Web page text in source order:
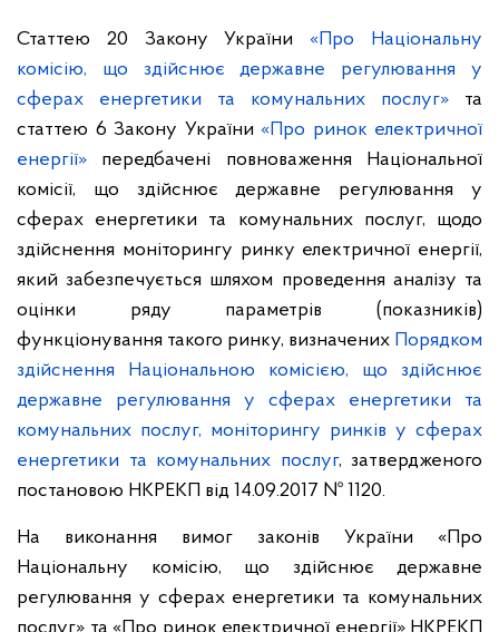
Статтею 20 Закону України«Про Національну
комісію, що здійснює державне регулювання у
сферах енергетики та комунальних послуг» та
статтею 6 Закону України «Про ринок електричної
енергії» передбачені повноваження Національної
комісії, що здійснює державне регулювання у
сферах енергетики та комунальних послуг, щодо
здійснення моніторингу ринку електричної енергії,
який забезпечується шляхом проведення аналізу та
оцінки ряду параметрів (показників)
функціонування такого ринку, визначених Порядком
здійснення Національною комісією, що здійснює
державне регулювання у сферах енергетики та
комунальних послуг, моніторингу ринків у сферах
енергетики та комунальних послуг, затвердженого
постановою НКРЕКП від 14.09.2017 № 1120.
На виконання вимог законів України «Про
Національну комісію, що здійснює державне
регулювання у сферах енергетики та комунальних